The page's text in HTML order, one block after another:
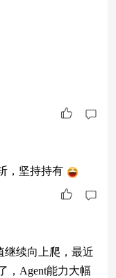
航混合C 4.30%
，坚持持有
继续向上爬，最近
，Agent能力大幅